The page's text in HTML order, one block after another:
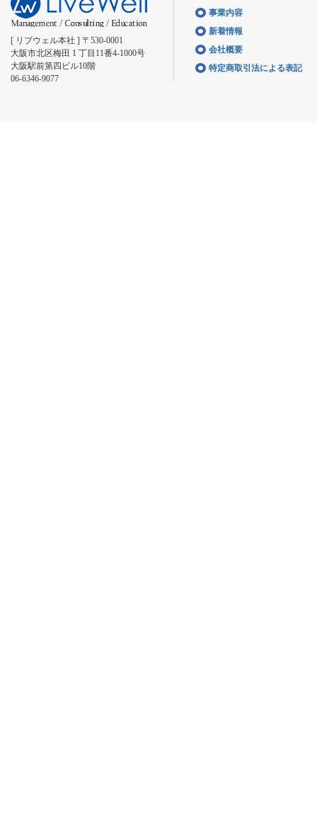
[ リブウェル本社 ] 〒530-0001
大阪市北区梅田 1 丁目11番4-1000号
大阪駅前第四ビル10階
06-6346-9077
事業内容
新着情報
会社概要
特定商取引法による表記